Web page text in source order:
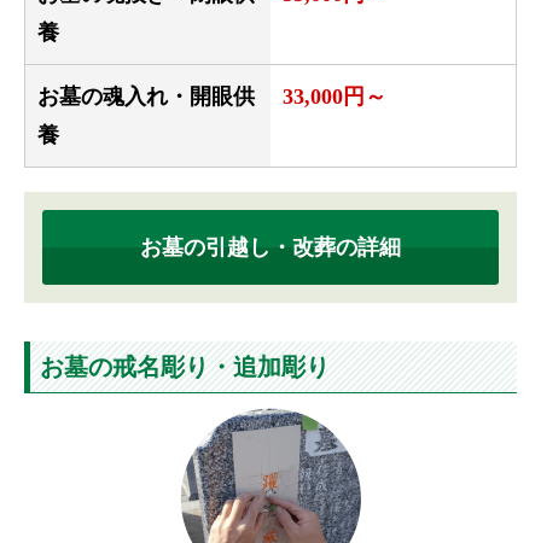
養
お墓の魂入れ・開眼供
養
33,000円～
お墓の引越し・改葬の詳細
お墓の戒名彫り・追加彫り